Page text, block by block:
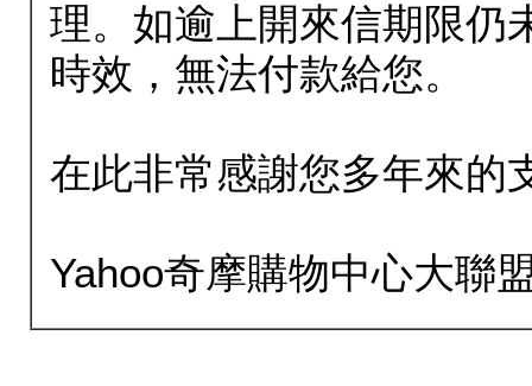
理。如逾上開來信期限仍
時效，無法付款給您。
在此非常感謝您多年來的
Yahoo奇摩購物中心大